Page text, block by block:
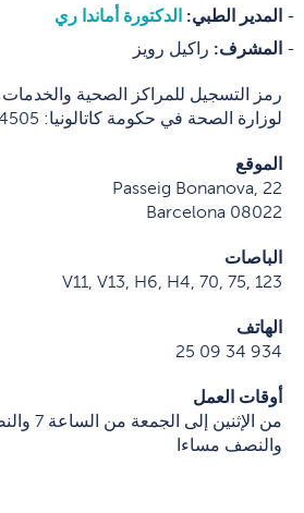
المدير الطبي: الدكتورة أماندا ري
المشرف: راكيل رويز
رمز التسجيل للمراكز الصحية
لوزارة الصحة في حكومة كاتالونيا: E08044505.
الموقع
Passeig Bonanova, 22
08022 Barcelona
الباصات
V11, V13, H6, H4, 70, 75, 123
الهاتف
934 34 09 25
أوقات العمل
والنصف مساءا